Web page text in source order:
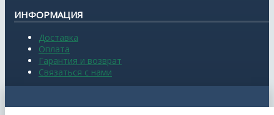
ИНФОРМАЦИЯ
Доставка
Оплата
Гарантия и возврат
Связаться с нами